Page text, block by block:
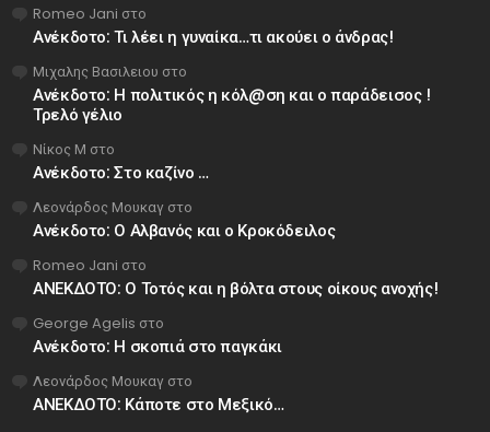
Romeo Jani στο
Ανέκδοτο: Τι λέει η γυναίκα…τι ακούει ο άνδρας!
Μιχαλης Βασιλειου στο
Ανέκδοτο: Η πολιτικός η κόλ@ση και ο παράδεισος !
Τρελό γέλιο
Νίκος Μ στο
Ανέκδοτο: Στο καζίνο …
Λεονάρδος Μουκαγ στο
Ανέκδοτο: Ο Αλβανός και ο Κροκόδειλος
Romeo Jani στο
ΑΝΕΚΔΟΤΟ: Ο Τοτός και η βόλτα στους οίκους ανοχής!
George Agelis στο
Ανέκδοτο: Η σκοπιά στο παγκάκι
Λεονάρδος Μουκαγ στο
ΑΝΕΚΔΟΤΟ: Κάποτε στο Μεξικό…